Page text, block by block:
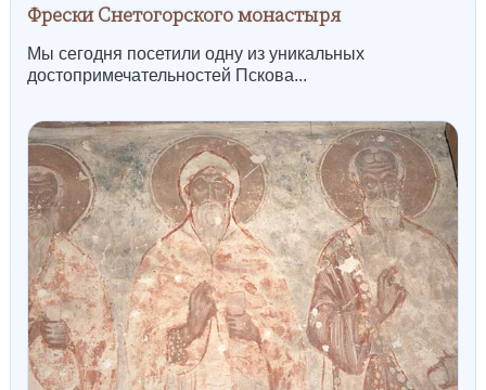
Фрески Снетогорского монастыря
Мы сегодня посетили одну из уникальных
достопримечательностей Пскова...